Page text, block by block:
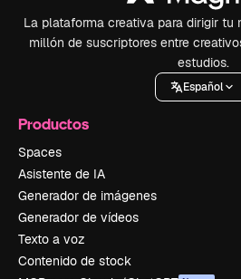
La plataforma creativa para dirigir tu
millón de suscriptores entre
estudios.
Español
Productos
Spaces
Asistente de IA
Generador de imágenes
Generador de vídeos
Texto a voz
Contenido de stock